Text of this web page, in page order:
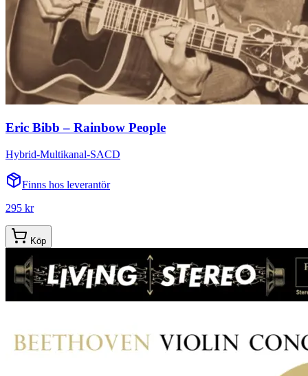
Eric Bibb – Rainbow People
Hybrid-Multikanal-SACD
Finns hos leverantör
295 kr
Köp